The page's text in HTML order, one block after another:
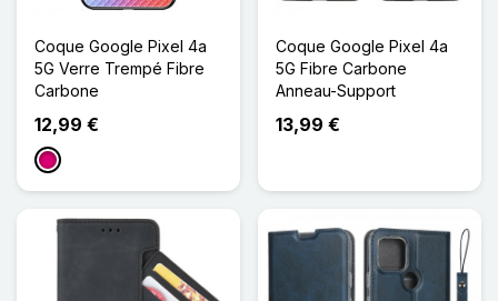
Coque Google Pixel 4a
5G Verre Trempé Fibre
Carbone
12,99 €
Magenta
Coque Google Pixel 4a
5G Fibre Carbone
Anneau-Support
13,99 €